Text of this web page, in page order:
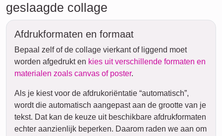
geslaagde collage
Afdrukformaten en formaat
Bepaal zelf of de collage vierkant of liggend moet
worden afgedrukt en kies uit verschillende formaten en
materialen zoals canvas of poster.
Als je kiest voor de afdrukoriëntatie “automatisch”,
wordt die automatisch aangepast aan de grootte van je
tekst. Dat kan de keuze uit beschikbare afdrukformaten
echter aanzienlijk beperken. Daarom raden we aan om